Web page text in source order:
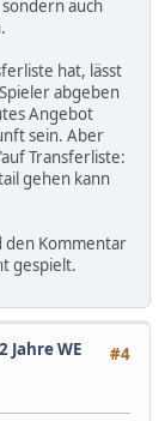
auch
hat, lässt
abgeben
Angebot
sein. Aber
Transferliste:
gehen kann
den Kommentar
gespielt.
#4
Jahre WE